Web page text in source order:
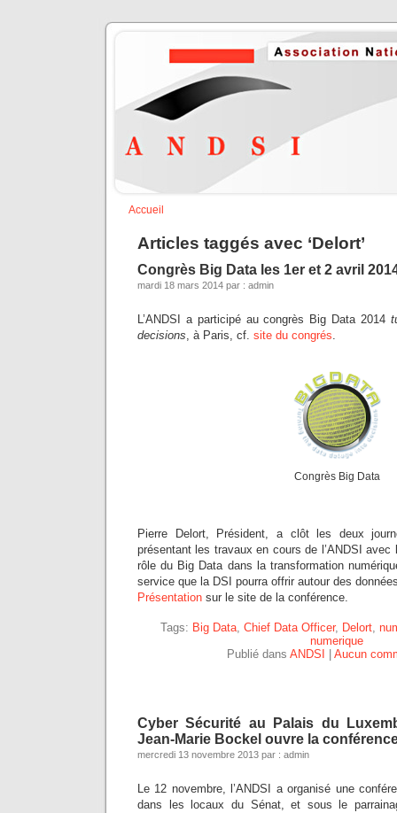
Accueil
Articles taggés avec ‘Delort’
Congrès Big Data les 1er et 2 avril
mardi 18 mars 2014 par : admin
L’ANDSI a participé au congrès Big Data 2014
decisions, à Paris, cf. site du congrés.
Congrès Big Data
Pierre Delort, Président, a clôt les deux
présentant les travaux en cours de l’ANDSI avec
rôle du Big Data dans la transformation
service que la DSI pourra offrir autour des
Présentation sur le site de la conférence.
Tags: Big Data, Chief Data Officer, Delort,
numerique
Publié dans ANDSI Aucun
Cyber Sécurité au Palais du
Jean-Marie Bockel ouvre la
mercredi 13 novembre 2013 par : admin
Le 12 novembre, l’ANDSI a organisé une
dans les locaux du Sénat, et sous le